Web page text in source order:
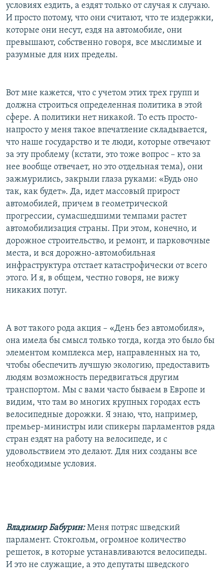
условиях ездить, а ездят только от случая к случаю.
И просто потому, что они считают, что те издержки,
которые они несут, ездя на автомобиле, они
превышают, собственно говоря, все мыслимые и
разумные для них пределы.
Вот мне кажется, что с учетом этих трех групп и
должна строиться определенная политика в этой
сфере. А политики нет никакой. То есть просто-
напросто у меня такое впечатление складывается,
что наше государство и те люди, которые отвечают
за эту проблему (кстати, это тоже вопрос – кто за
нее вообще отвечает, но это отдельная тема), они
зажмурились, закрыли глаза руками: «Будь оно
так, как будет». Да, идет массовый прирост
автомобилей, причем в геометрической
прогрессии, сумасшедшими темпами растет
автомобилизация страны. При этом, конечно, и
дорожное строительство, и ремонт, и парковочные
места, и вся дорожно-автомобильная
инфраструктура отстает катастрофически от всего
этого. И я, в общем, честно говоря, не вижу
никаких потуг.
А вот такого рода акция – «День без автомобиля»,
она имела бы смысл только тогда, когда это было бы
элементом комплекса мер, направленных на то,
чтобы обеспечить лучшую экологию, предоставить
людям возможность передвигаться другим
транспортом. Мы с вами часто бываем в Европе и
видим, что там во многих крупных городах есть
велосипедные дорожки. Я знаю, что, например,
премьер-министры или спикеры парламентов ряда
стран ездят на работу на велосипеде, и с
удовольствием это делают. Для них созданы все
необходимые условия.
Владимир Бабурин:Меня потряс шведский
парламент. Стокгольм, огромное количество
решеток, в которые устанавливаются велосипеды.
И это не служащие, а это депутаты шведского